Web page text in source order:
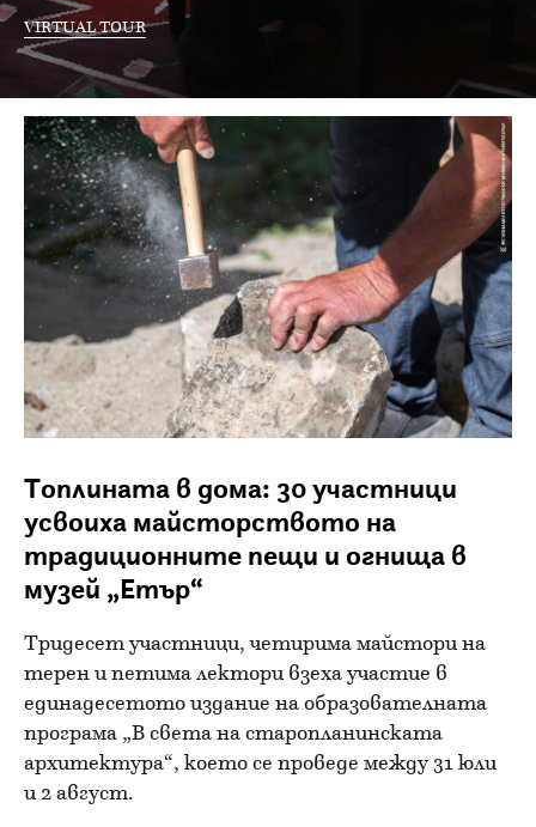
VIRTUAL TOUR
Топлината в дома: 30 участници
усвоиха майсторството на
традиционните пещи и огнища в
музей „Етър“
Тридесет участници, четирима майстори на
терен и петима лектори взеха участие в
единадесетото издание на образователната
програма „В света на старопланинската
архитектура“, което се проведе между 31 юли
и 2 август.